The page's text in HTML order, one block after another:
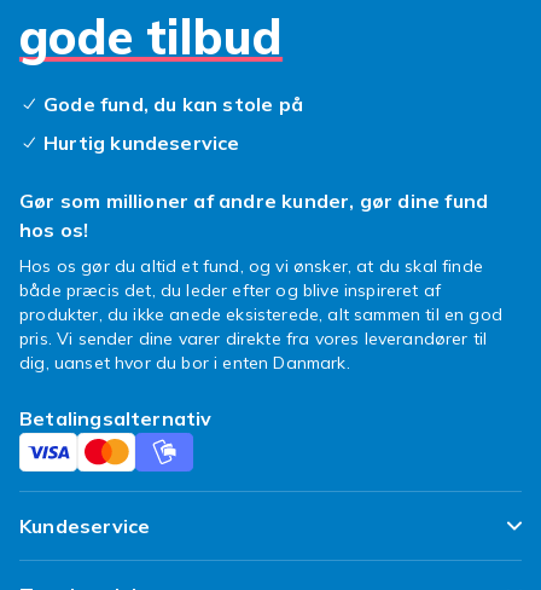
gode tilbud
Gode fund, du kan stole på
Hurtig kundeservice
Gør som millioner af andre kunder, gør dine fund
hos os!
Hos os gør du altid et fund, og vi ønsker, at du skal finde
både præcis det, du leder efter og blive inspireret af
produkter, du ikke anede eksisterede, alt sammen til en god
pris. Vi sender dine varer direkte fra vores leverandører til
dig, uanset hvor du bor i enten Danmark.
Betalingsalternativ
Kundeservice
Ofte stillede spørgsmål